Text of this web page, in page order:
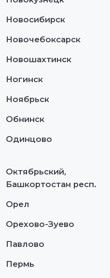
Новосибирск
Новочебоксарск
Новошахтинск
Ногинск
Ноябрьск
Обнинск
Одинцово
Октябрьский,
Башкортостан респ.
Орел
Орехово-Зуево
Павлово
Пермь